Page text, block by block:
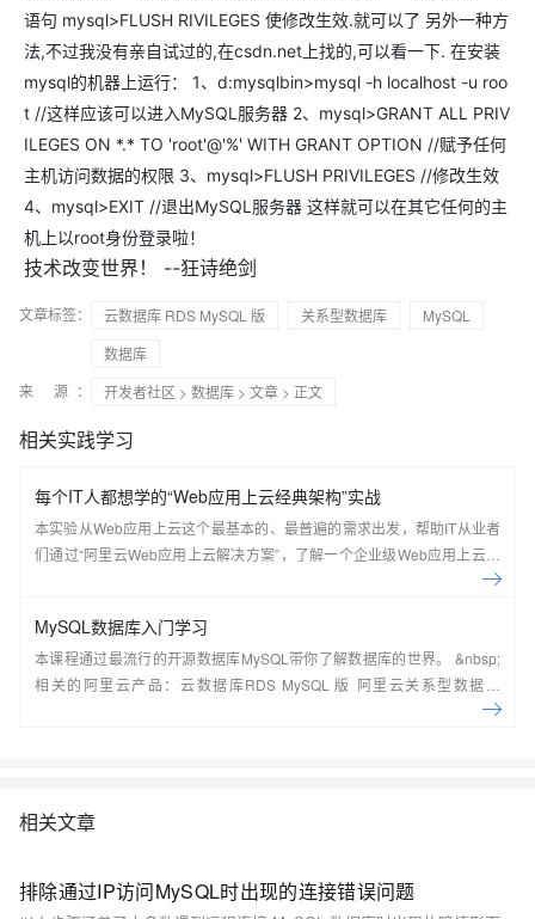
语句 mysql>FLUSH RIVILEGES 使修改生效.就可以了 另外一种方
法,不过我没有亲自试过的,在csdn.net上找的,可以看一下. 在安装
mysql的机器上运行： 1、d:mysqlbin>mysql -h localhost -u roo
t //这样应该可以进入MySQL服务器 2、mysql>GRANT ALL PRIV
ILEGES ON *.* TO 'root'@'%' WITH GRANT OPTION //赋予任何
主机访问数据的权限 3、mysql>FLUSH PRIVILEGES //修改生效
4、mysql>EXIT //退出MySQL服务器 这样就可以在其它任何的主
机上以root身份登录啦！
技术改变世界！ --狂诗绝剑
文章标签： 云数据库 RDS MySQL 版 关系型数据库
MySQL
数据库
来 源：
开发者社区 > 数据库 > 文章 > 正文
相关实践学习
每个IT人都想学的“Web应用上云经典架构”实战
本实验从Web应用上云这个最基本的、最普遍的需求出发，帮助IT从业者
们通过“阿里云Web应用上云解决方案”，了解一个企业级Web应用上云的
MySQL数据库入门学习
本课程通过最流行的开源数据库MySQL带你了解数据库的世界。 &nbsp;
相关的阿里云产品：云数据库RDS MySQL 版 阿里云关系型数据库
RDS（Relational Database Service）是一种稳定可靠、可弹性伸缩的在
相关文章
排除通过IP访问MySQL时出现的连接错误问题